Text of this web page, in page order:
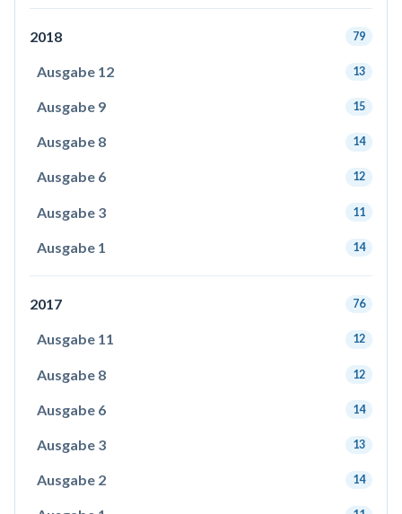
2018 79
Ausgabe 12 13
Ausgabe 9 15
Ausgabe 8 14
Ausgabe 6 12
Ausgabe 3 11
Ausgabe 1 14
2017 76
Ausgabe 11 12
Ausgabe 8 12
Ausgabe 6 14
Ausgabe 3 13
Ausgabe 2 14